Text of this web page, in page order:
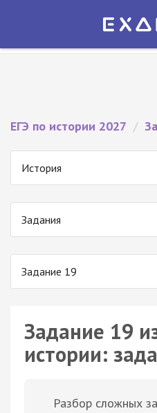
Экзамер — ЕГЭ 2027
ЕГЭ по истории 2027 /
История
Задания
Задание 19
Задание 19
истории:
Разбор сложных